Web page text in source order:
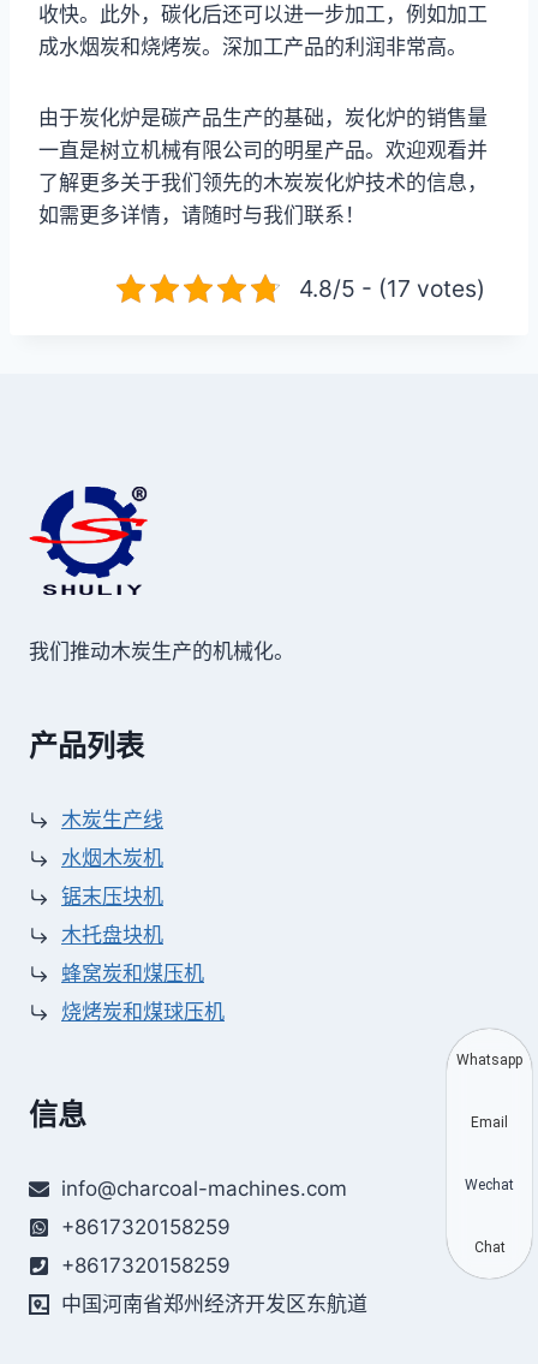
收快。此外，碳化后还可以进一步加工，例如加工
成水烟炭和烧烤炭。深加工产品的利润非常高。
由于炭化炉是碳产品生产的基础，炭化炉的销售量
一直是树立机械有限公司的明星产品。欢迎观看并
了解更多关于我们领先的木炭炭化炉技术的信息，
如需更多详情，请随时与我们联系！
4.8/5 - (17 votes)
我们推动木炭生产的机械化。
产品列表
木炭生产线
水烟木炭机
锯末压块机
木托盘块机
蜂窝炭和煤压机
烧烤炭和煤球压机
信息
info@charcoal-machines.com
+8617320158259
+8617320158259
中国河南省郑州经济开发区东航道
Whatsapp
Email
Wechat
Chat